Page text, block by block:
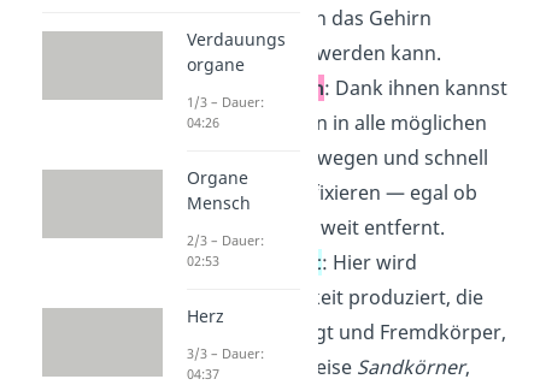
den Sehnerv an das Gehirn
weitergeleitet werden kann.
Augenmuskeln: Dank ihnen kannst
du deine Augen in alle möglichen
Richtungen bewegen und schnell
neue Objekte fixieren — egal ob
nah dran oder weit entfernt.
Tränenapparat: Hier wird
Tränenflüssigkeit produziert, die
das Auge reinigt und Fremdkörper,
wie beispielsweise Sandkörner,
Verdauungs
organe
1/3 – Dauer:
04:26
Organe
Mensch
2/3 – Dauer:
02:53
Herz
3/3 – Dauer:
04:37